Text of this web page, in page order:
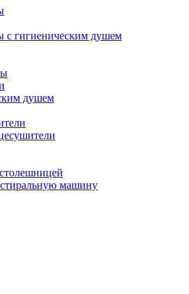
с гигиеническим душем
душем
машину